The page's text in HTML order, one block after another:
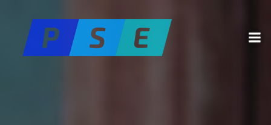
to
content